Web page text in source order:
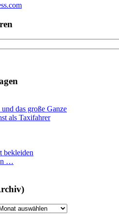
das große Ganze
als Taxifahrer
bekleiden
…